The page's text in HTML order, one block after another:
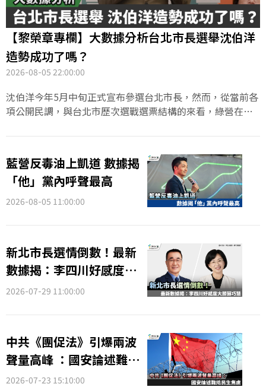
【黎榮章專欄】大數據分析台北市長選舉沈伯洋
造勢成功了嗎？
2026-08-05 22:00:00
沈伯洋今年5月中旬正式宣布參選台北市長，然而，從當前各
項公開民調，與台北市歷次選戰選票結構的來看，綠營在這
然是民進黨「知其不可而為之」，期望藉由沈伯洋的空戰實
力為首都選情注入突破點。
藍營反毒油上凱道 數據揭
「他」黨內呼聲最高
2026-08-05 11:00:00
新北市長選情倒數！最新
數據揭：李四川好感度大
勝蘇巧慧
2026-07-29 11:00:00
中共《團促法》引爆兩波
聲量高峰 ：國安論述難抵
民生焦慮
2026-07-23 15:10:00